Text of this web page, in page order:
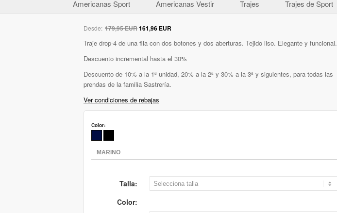
Americanas Sport Americanas Vestir Trajes Trajes de Sport
Desde: 179,95 EUR161,96 EUR
Traje drop-4 de una fila con dos botones y dos aberturas. Tejido liso. Elegante y funcional.
Descuento incremental hasta el 30%
Descuento de 10% a la 1ª unidad, 20% a la 2ª y 30% a la 3ª y siguientes, para todas las
prendas de la familia Sastrería.
Ver condiciones de rebajas
Color:
Talla:
Color: